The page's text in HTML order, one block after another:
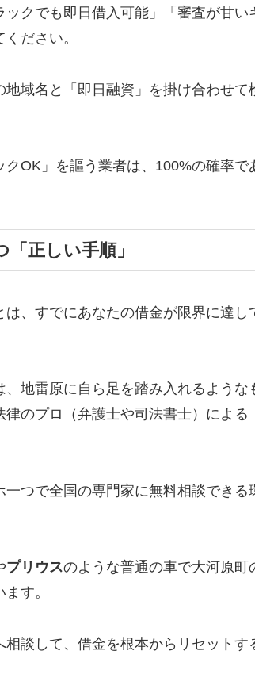
クでも即日借入可能」「審査が甘い
ださい。
域名と「即日融資」を掛け合わせて
OK」を謳う業者は、100%の確率で
正しい手順」
、すでにあなたの借金が限界に達し
地雷原に自ら足を踏み入れるような
のプロ（弁護士や司法書士）による
つで全国の専門家に無料相談できる
プリウスのような普通の車で大河原町
す。
談して、借金を根本からリセットす